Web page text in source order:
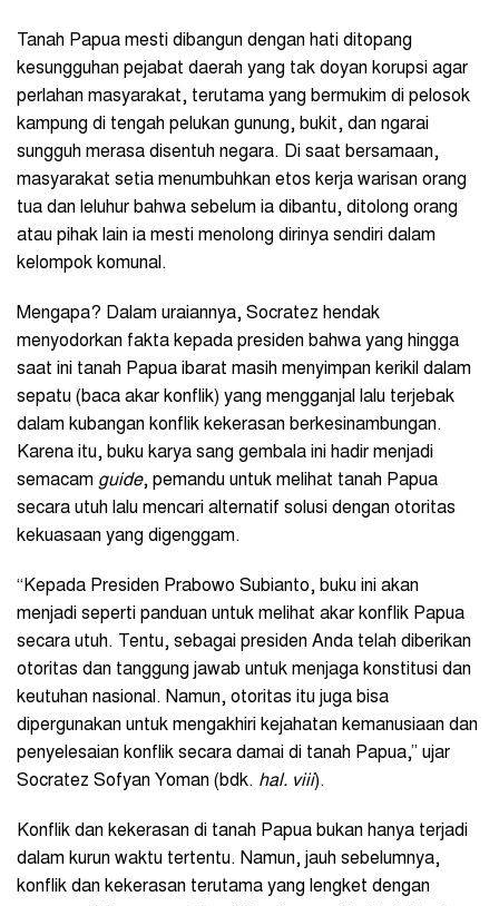
Tanah Papua mesti dibangun dengan hati ditopang
kesungguhan pejabat daerah yang tak doyan korupsi agar
perlahan masyarakat, terutama yang bermukim di pelosok
kampung di tengah pelukan gunung, bukit, dan ngarai
sungguh merasa disentuh negara. Di saat bersamaan,
masyarakat setia menumbuhkan etos kerja warisan orang
tua dan leluhur bahwa sebelum ia dibantu, ditolong orang
atau pihak lain ia mesti menolong dirinya sendiri dalam
kelompok komunal.
Mengapa? Dalam uraiannya, Socratez hendak
menyodorkan fakta kepada presiden bahwa yang hingga
saat ini tanah Papua ibarat masih menyimpan kerikil dalam
sepatu (baca akar konflik) yang mengganjal lalu terjebak
dalam kubangan konflik kekerasan berkesinambungan.
Karena itu, buku karya sang gembala ini hadir menjadi
semacam guide, pemandu untuk melihat tanah Papua
secara utuh lalu mencari alternatif solusi dengan otoritas
kekuasaan yang digenggam.
“Kepada Presiden Prabowo Subianto, buku ini akan
menjadi seperti panduan untuk melihat akar konflik Papua
secara utuh. Tentu, sebagai presiden Anda telah diberikan
otoritas dan tanggung jawab untuk menjaga konstitusi dan
keutuhan nasional. Namun, otoritas itu juga bisa
dipergunakan untuk mengakhiri kejahatan kemanusiaan dan
penyelesaian konflik secara damai di tanah Papua,” ujar
Socratez Sofyan Yoman (bdk. hal. viii).
Konflik dan kekerasan di tanah Papua bukan hanya terjadi
dalam kurun waktu tertentu. Namun, jauh sebelumnya,
konflik dan kekerasan terutama yang lengket dengan